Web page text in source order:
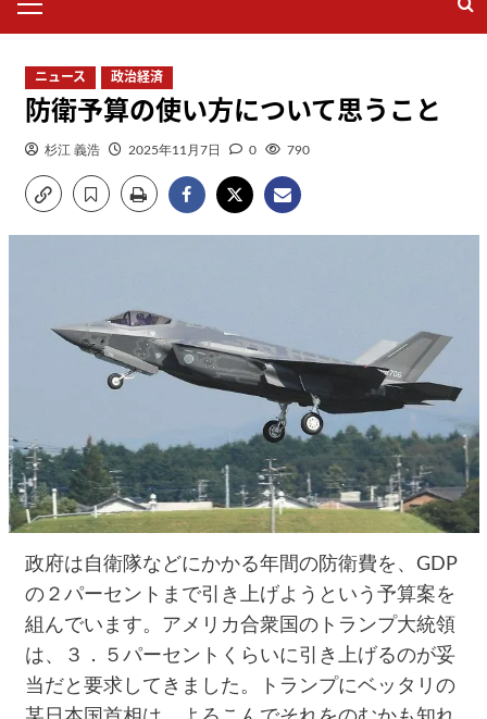
イ
ン
ニ
ュ
ー
ニュース 政治経済
防衛予算の使い方について思うこと
杉江 義浩 2025年11月7日 0 790
政府は自衛隊などにかかる年間の防衛費を、GDP
の２パーセントまで引き上げようという予算案を
組んでいます。アメリカ合衆国のトランプ大統領
は、３．５パーセントくらいに引き上げるのが妥
当だと要求してきました。トランプにベッタリの